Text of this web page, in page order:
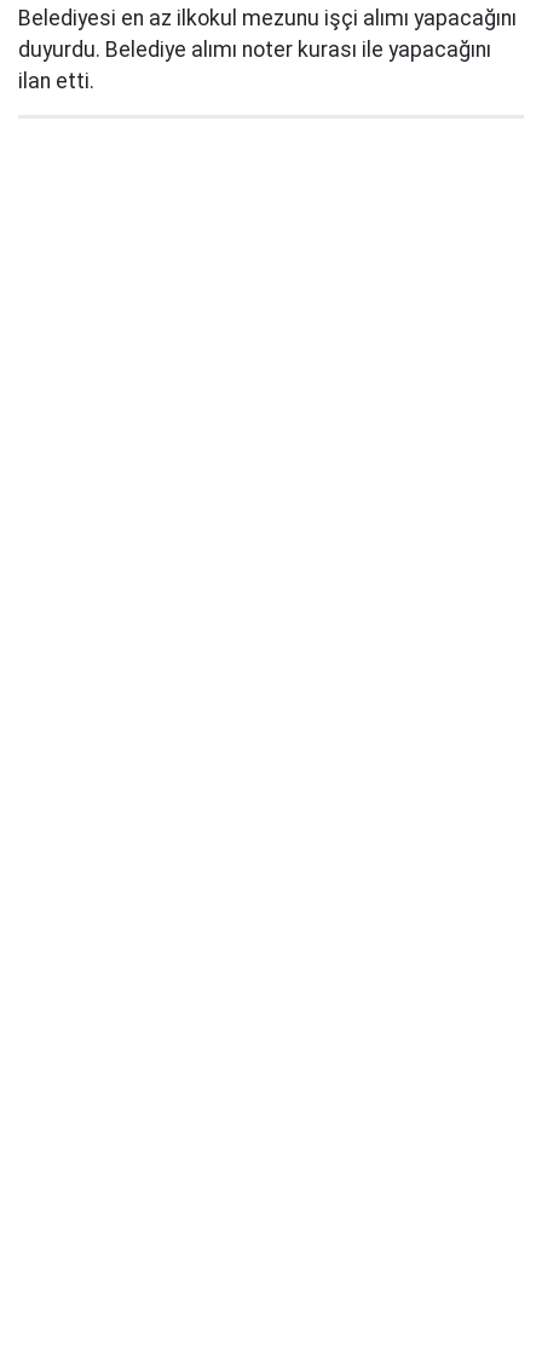
Belediyesi en az ilkokul mezunu işçi alımı yapacağını
duyurdu. Belediye alımı noter kurası ile yapacağını
ilan etti.